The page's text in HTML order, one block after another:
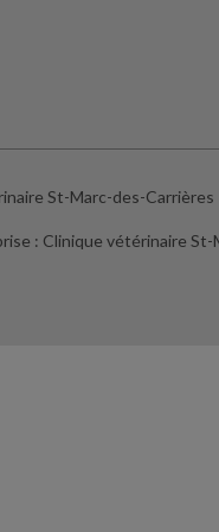
St-Marc-des-Carrières
: Clinique vétérinaire